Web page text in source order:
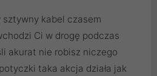
kabel czasem
Ci w drogę podczas
akurat nie robisz niczego
taka akcja działa jak